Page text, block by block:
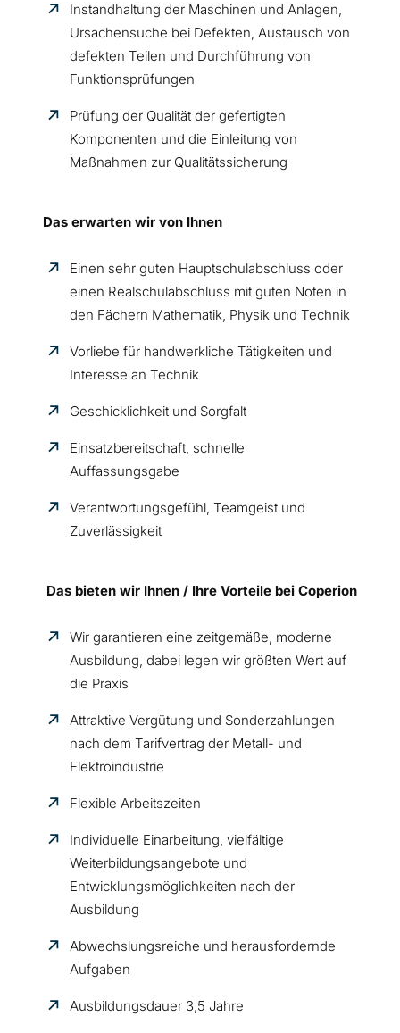
Instandhaltung der Maschinen und Anlagen,
Ursachensuche bei Defekten, Austausch von
defekten Teilen und Durchführung von
Funktionsprüfungen
Prüfung der Qualität der gefertigten
Komponenten und die Einleitung von
Maßnahmen zur Qualitätssicherung
Das erwarten wir von Ihnen
Einen sehr guten Hauptschulabschluss oder
einen Realschulabschluss mit guten Noten in
den Fächern Mathematik, Physik und Technik
Vorliebe für handwerkliche Tätigkeiten und
Interesse an Technik
Geschicklichkeit und Sorgfalt
Einsatzbereitschaft, schnelle
Auffassungsgabe
Verantwortungsgefühl, Teamgeist und
Zuverlässigkeit
Das bieten wir Ihnen / Ihre Vorteile bei Coperion
Wir garantieren eine zeitgemäße, moderne
Ausbildung, dabei legen wir größten Wert auf
die Praxis
Attraktive Vergütung und Sonderzahlungen
nach dem Tarifvertrag der Metall- und
Elektroindustrie
Flexible Arbeitszeiten
Individuelle Einarbeitung, vielfältige
Weiterbildungsangebote und
Entwicklungsmöglichkeiten nach der
Ausbildung
Abwechslungsreiche und herausfordernde
Aufgaben
Ausbildungsdauer 3,5 Jahre